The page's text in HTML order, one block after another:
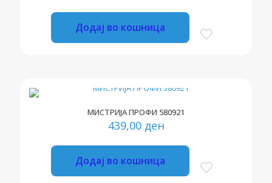
Додај во кошница
МИСТРИЈА ПРОФИ 580921
439,00 ден
Додај во кошница